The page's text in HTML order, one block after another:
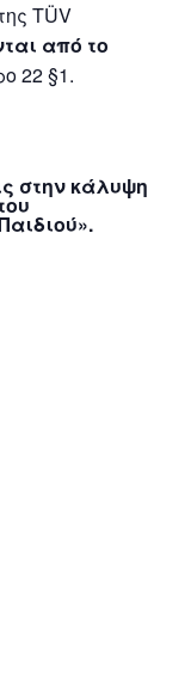
TÜV
από το
22 §1.
στην κάλυψη